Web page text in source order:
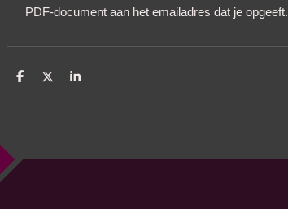
PDF-document aan het emailadres dat je opgeeft.
D
D
S